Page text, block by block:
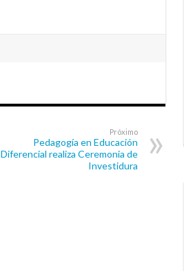
Próximo
Pedagogía en Educación
Diferencial realiza Ceremonia de
Investidura